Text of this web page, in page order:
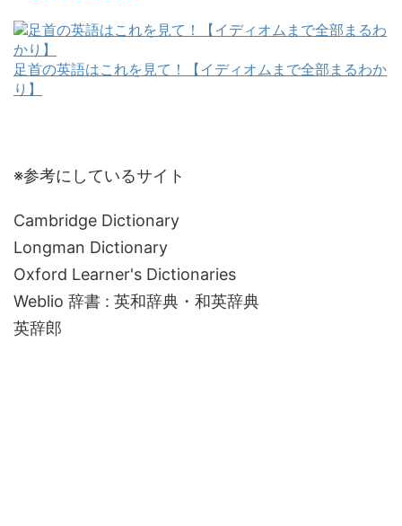
足首の英語はこれを見て！【イディオムまで全部まるわか
り】
※参考にしているサイト
Cambridge Dictionary
Longman Dictionary
Oxford Learner's Dictionaries
Weblio 辞書 : 英和辞典・和英辞典
英辞郎